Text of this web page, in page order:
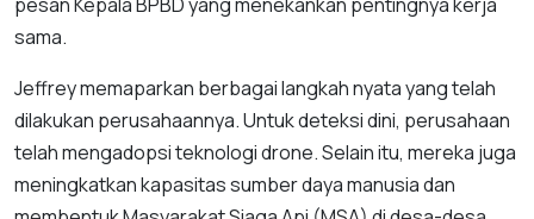
sama.
Jeffrey memaparkan berbagai langkah nyata yang telah
dilakukan perusahaannya. Untuk deteksi dini, perusahaan
telah mengadopsi teknologi drone. Selain itu, mereka juga
meningkatkan kapasitas sumber daya manusia dan